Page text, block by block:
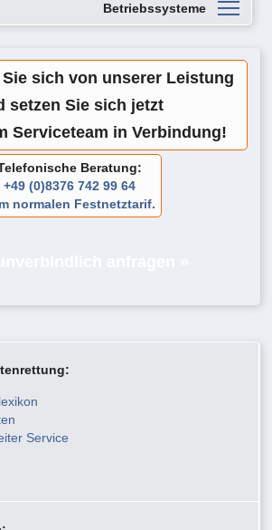
Betriebssysteme
Sie sich von unserer Leistung
setzen Sie sich jetzt
Serviceteam in Verbindung!
Beratung:
+49 (0)8376 742 99 64
normalen Festnetztarif.
Service